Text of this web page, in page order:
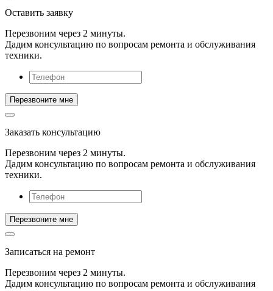
Оставить заявку
Перезвоним через 2 минуты.
Дадим консультацию по вопросам ремонта и обслуживания
техники.
Заказать консультацию
Перезвоним через 2 минуты.
Дадим консультацию по вопросам ремонта и обслуживания
техники.
Записаться на ремонт
Перезвоним через 2 минуты.
Дадим консультацию по вопросам ремонта и обслуживания